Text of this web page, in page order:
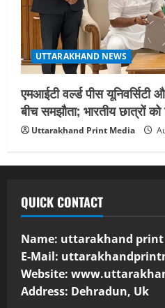
UTTARAKHAND NEWS
एमआईटी वर्ल्ड पीस
बीच समझौता; भारतीय छात्रों
Uttarakhand Print Media
QUICK CONTACT
Name: uttarakhand print
E-Mail:
Website:
Address: Dehradun, Uk